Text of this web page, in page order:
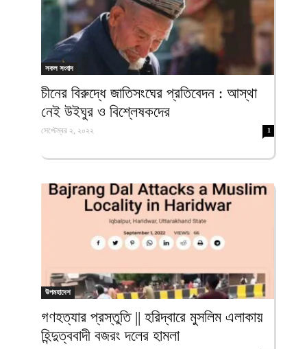
সকল সংবাদ
চীনের বিরুদ্ধে জাতিসংঘের প্রতিবেদন : আস্থা
নেই উইঘুর ও বিশ্লেষকদের
সেপ্টেম্বর ২, ২০২২ 1
উপমহাদেশ
গণহত্যার প্রস্তুতি || হরিদ্বারে মুসলিম এলাকায়
হিন্দুত্ববাদী বজরং দলের হামলা